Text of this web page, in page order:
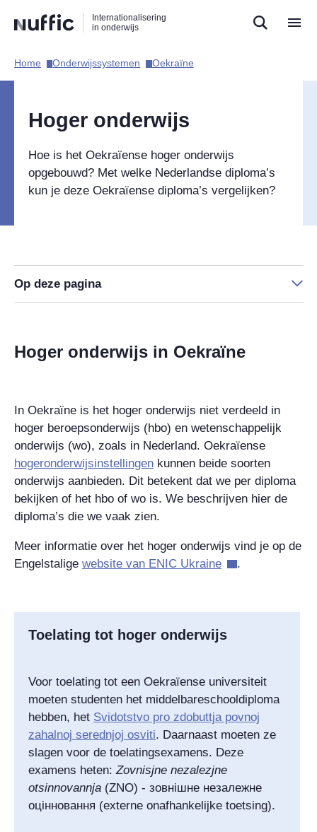
naar
zoekfunctie
naar
hoofdnavigatie
naar
inhoud
Internationalisering
in onderwijs
Hoofdnavigatie
Home​ Onderwijssystemen​ Oekraïne​
Hoger onderwijs
Hoe is het Oekraïense hoger onderwijs
opgebouwd? Met welke Nederlandse diploma’s
kun je deze Oekraïense diploma’s vergelijken?
Op deze pagina
Hoger onderwijs in Oekraïne
In Oekraïne is het hoger onderwijs niet verdeeld in
hoger beroepsonderwijs (hbo) en wetenschappelijk
onderwijs (wo), zoals in Nederland. Oekraïense
hogeronderwijsinstellingen kunnen beide soorten
onderwijs aanbieden. Dit betekent dat we per diploma
bekijken of het hbo of wo is. We beschrijven hier de
diploma’s die we vaak zien.
Meer informatie over het hoger onderwijs vind je op de
Engelstalige website van ENIC Ukraine .
Toelating tot hoger onderwijs
Voor toelating tot een Oekraïense universiteit
moeten studenten het middelbareschooldiploma
hebben, het Svidotstvo pro zdobuttja povnoj
zahalnoj serednjoj osviti. Daarnaast moeten ze
slagen voor de toelatingsexamens. Deze
examens heten:Zovnisjne nezalezjne
otsinnovannja (ZNO) - зовнішне незалежне
оцінновання (externe onafhankelijke toetsing).